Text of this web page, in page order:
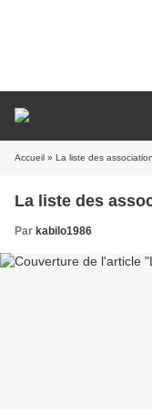
Accueil » La liste des
La liste des
Par kabilo1986